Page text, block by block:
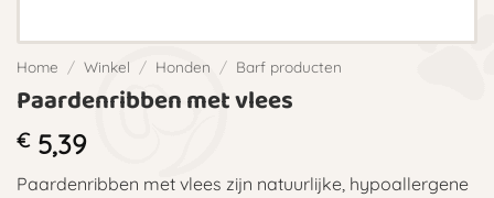
Home / Winkel / Honden / Barf producten
Paardenribben met vlees
€5,39
Paardenribben met vlees zijn natuurlijke, hypoallergene